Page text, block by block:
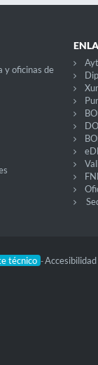
y oficinas de
técnico -Accesibilidad